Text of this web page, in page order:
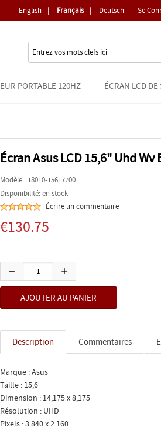
Se
English | Français | Deutsch |
PORTABLE 120HZ ÉCRAN LCD DE
Écran Asus LCD 15,6" Uhd Wv
Modèle : 18010-15617700
Disponibilité: en stock
Écrire un commentaire
€130.75
Description Commentaires
Marque : Asus
Taille : 15,6
Dimension : 14,175 x 8,175
Résolution : UHD
Pixels : 3 840 x 2 160